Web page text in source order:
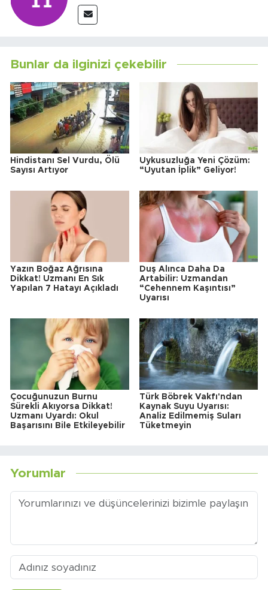
Bunlar da ilginizi çekebilir
Hindistanı Sel Vurdu, Ölü
Sayısı Artıyor
Uykusuzluğa Yeni Çözüm:
“Uyutan İplik” Geliyor!
Yazın Boğaz Ağrısına
Dikkat! Uzmanı En Sık
Yapılan 7 Hatayı Açıkladı
Duş Alınca Daha Da
Artabilir: Uzmandan
“Cehennem Kaşıntısı”
Uyarısı
Çocuğunuzun Burnu
Sürekli Akıyorsa Dikkat!
Uzmanı Uyardı: Okul
Başarısını Bile Etkileyebilir
Türk Böbrek Vakfı'ndan
Kaynak Suyu Uyarısı:
Analiz Edilmemiş Suları
Tüketmeyin
Yorumlar